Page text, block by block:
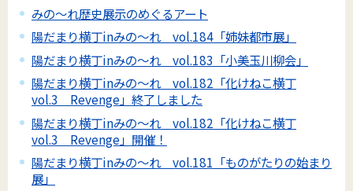
みの～れ歴史展示のめぐるアート
陽だまり横丁inみの～れ vol.184「姉妹都市展」
陽だまり横丁inみの～れ vol.183「小美玉川柳会」
陽だまり横丁inみの～れ vol.182「化けねこ横丁
vol.3 Revenge」終了しました
陽だまり横丁inみの～れ vol.182「化けねこ横丁
vol.3 Revenge」開催！
陽だまり横丁inみの～れ vol.181「ものがたりの始まり
展」